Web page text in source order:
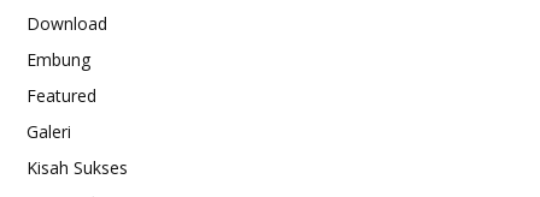
Download
Embung
Featured
Galeri
Kisah Sukses